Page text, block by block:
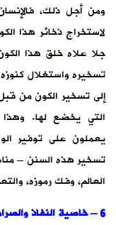
ومن أجل ذلك،
لاستخراج ذخائر هذا
جلا علاه خلق هذا
تسخيره واستغلال
إلى تسخير الكون من
التي يخضع لها. وهذا
يعملون على توفير
تسخير هذه السنن –
العالم، وفك رموزه،
6 – خاصية النفاذ والصرامة